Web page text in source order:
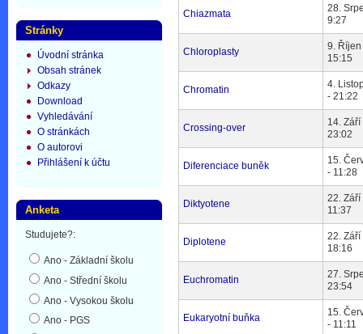
Chiazmata
28.
9:27
Chloroplasty
9. Říjen
15:15
Chromatin
4.
- 21:22
Crossing-over
14.
23:02
Diferenciace buněk
15.
- 11:28
Diktyotene
22. Září
11:37
Diplotene
22. Září
18:16
Euchromatin
27.
23:54
Eukaryotní buňka
15.
- 11:11
Stránky
Úvodní stránka
Obsah stránek
Odkazy
Download
Vyhledávání
O stránkách
O autorovi
Přihlášení k účtu
Anketa
Studujete?:
Ano - Základní školu
Ano - Střední školu
Ano - Vysokou školu
Ano - PGS